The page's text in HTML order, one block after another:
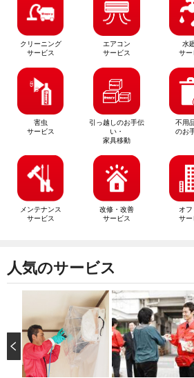
クリーニング
サービス
エアコン
サービス
水
サー
害虫
サービス
引っ越しのお手伝
い・
家具移動
不用
のお
メンテナンス
サービス
改修・改善
サービス
オフ
サー
人気のサービス